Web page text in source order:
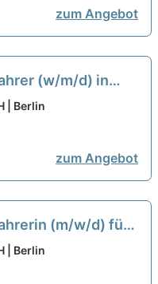
zum Angebot
(w/m/d) in
Minijob bei
| Berlin
zum Angebot
(m/w/d) für
Vollzeit
| Berlin